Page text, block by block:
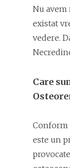
Nu avem
existat
vedere.
Care
Conform
este un